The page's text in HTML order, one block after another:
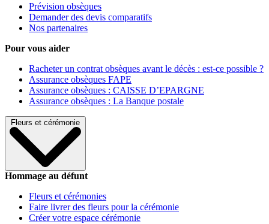
Prévision obsèques
Demander des devis comparatifs
Nos partenaires
Pour vous aider
Racheter un contrat obsèques avant le décès : est-ce possible ?
Assurance obsèques FAPE
Assurance obsèques : CAISSE D’EPARGNE
Assurance obsèques : La Banque postale
Fleurs et cérémonie
Hommage au défunt
Fleurs et cérémonies
Faire livrer des fleurs pour la cérémonie
Créer votre espace cérémonie